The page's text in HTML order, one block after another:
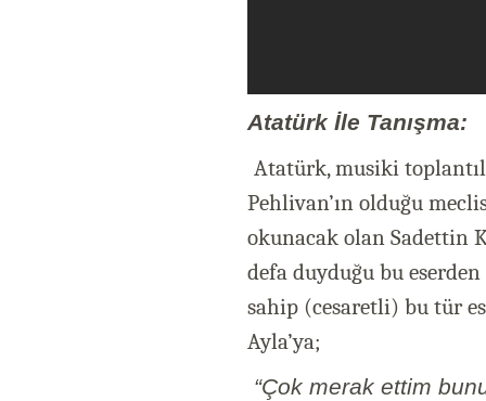
Atatürk İle Tanışma:
Atatürk, musiki
Pehlivan’ın olduğu
okunacak olan Sadettin
defa duyduğu bu
sahip (cesaretli) bu tür
Ayla’ya;
“Çok merak ettim